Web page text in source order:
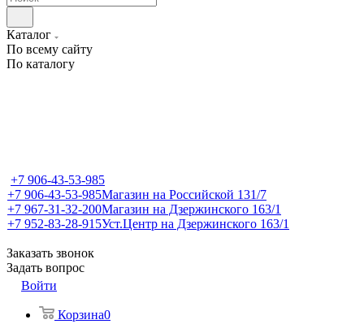
Каталог
По всему сайту
По каталогу
+7 906-43-53-985
+7 906-43-53-985Магазин на Российской 131/7
+7 967-31-32-200Магазин на Дзержинского 163/1
+7 952-83-28-915Уст.Центр на Дзержинского 163/1
Заказать звонок
Задать вопрос
Войти
Корзина0